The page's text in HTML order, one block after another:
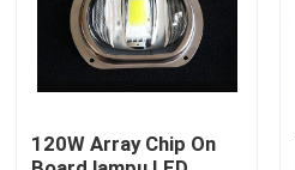
120W Array Chip On